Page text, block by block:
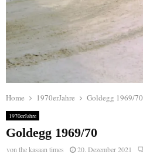
Home 1970erJahre Goldegg 1969/70
1970erJahre
Goldegg 1969/70
vonthe kasaan times 20. Dezember 2021